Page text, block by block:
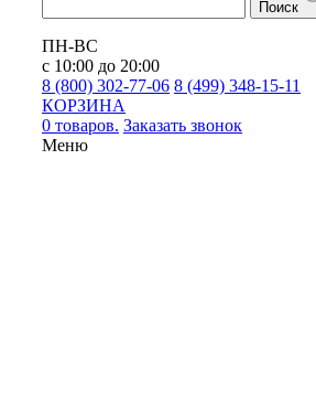
Поиск
ПН-ВС
с 10:00 до 20:00
8 (800) 302-77-06 8 (499) 348-15-11
КОРЗИНА
0 товаров. Заказать звонок
Меню